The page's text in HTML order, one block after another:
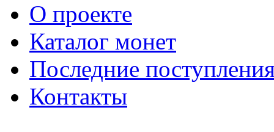
О проекте
Каталог монет
Последние
Контакты